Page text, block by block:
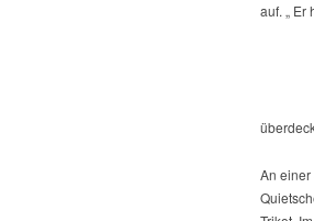
auf. „ Er
An einer